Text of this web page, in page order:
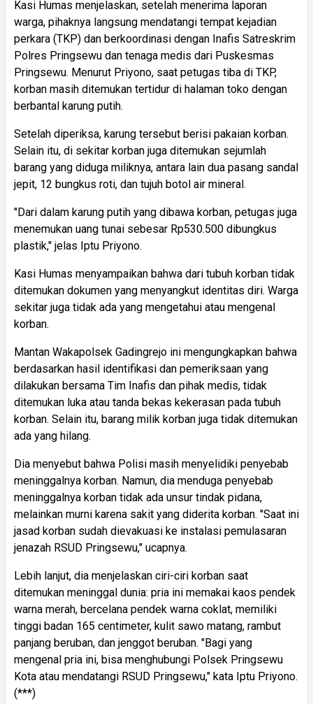
Kasi Humas menjelaskan, setelah menerima laporan
warga, pihaknya langsung mendatangi tempat kejadian
perkara (TKP) dan berkoordinasi dengan Inafis Satreskrim
Polres Pringsewu dan tenaga medis dari Puskesmas
Pringsewu. Menurut Priyono, saat petugas tiba di TKP,
korban masih ditemukan tertidur di halaman toko dengan
berbantal karung putih.
Setelah diperiksa, karung tersebut berisi pakaian korban.
Selain itu, di sekitar korban juga ditemukan sejumlah
barang yang diduga miliknya, antara lain dua pasang sandal
jepit, 12 bungkus roti, dan tujuh botol air mineral.
"Dari dalam karung putih yang dibawa korban, petugas juga
menemukan uang tunai sebesar Rp530.500 dibungkus
plastik," jelas Iptu Priyono.
Kasi Humas menyampaikan bahwa dari tubuh korban tidak
ditemukan dokumen yang menyangkut identitas diri. Warga
sekitar juga tidak ada yang mengetahui atau mengenal
korban.
Mantan Wakapolsek Gadingrejo ini mengungkapkan bahwa
berdasarkan hasil identifikasi dan pemeriksaan yang
dilakukan bersama Tim Inafis dan pihak medis, tidak
ditemukan luka atau tanda bekas kekerasan pada tubuh
korban. Selain itu, barang milik korban juga tidak ditemukan
ada yang hilang.
Dia menyebut bahwa Polisi masih menyelidiki penyebab
meninggalnya korban. Namun, dia menduga penyebab
meninggalnya korban tidak ada unsur tindak pidana,
melainkan murni karena sakit yang diderita korban. "Saat ini
jasad korban sudah dievakuasi ke instalasi pemulasaran
jenazah RSUD Pringsewu," ucapnya.
Lebih lanjut, dia menjelaskan ciri-ciri korban saat
ditemukan meninggal dunia: pria ini memakai kaos pendek
warna merah, bercelana pendek warna coklat, memiliki
tinggi badan 165 centimeter, kulit sawo matang, rambut
panjang beruban, dan jenggot beruban. "Bagi yang
mengenal pria ini, bisa menghubungi Polsek Pringsewu
Kota atau mendatangi RSUD Pringsewu," kata Iptu Priyono.
(***)